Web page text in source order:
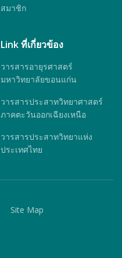
สมาชิก
Link ที่เกี่ยวข้อง
วารสารอายุรศาสตร์
มหาวิทยาลัยขอนแก่น
วารสารประสาทวิทยาศาสตร์
ภาคตะวันออกเฉียงเหนือ
วารสารประสาทวิทยาแห่ง
ประเทศไทย
Site Map